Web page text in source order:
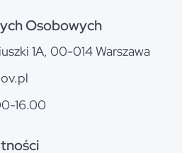
Osobowych
1A, 00-014 Warszawa
16.00